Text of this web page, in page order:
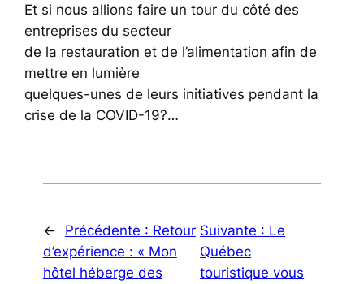
Et si nous allions faire un tour du côté des
entreprises du secteur
de la restauration et de l’alimentation afin de
mettre en lumière
quelques-unes de leurs initiatives pendant la
crise de la COVID-19?…
← Précédente : Retour
d’expérience : « Mon
hôtel héberge des
Suivante : Le
Québec
touristique vous